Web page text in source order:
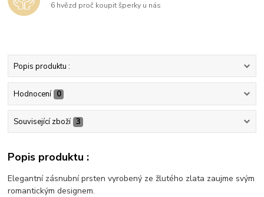
6 hvězd proč koupit šperky u nás
Popis produktu :
Hodnocení 0
Související zboží 3
Popis produktu :
Elegantní zásnubní prsten vyrobený ze žlutého zlata zaujme svým
romantickým designem.